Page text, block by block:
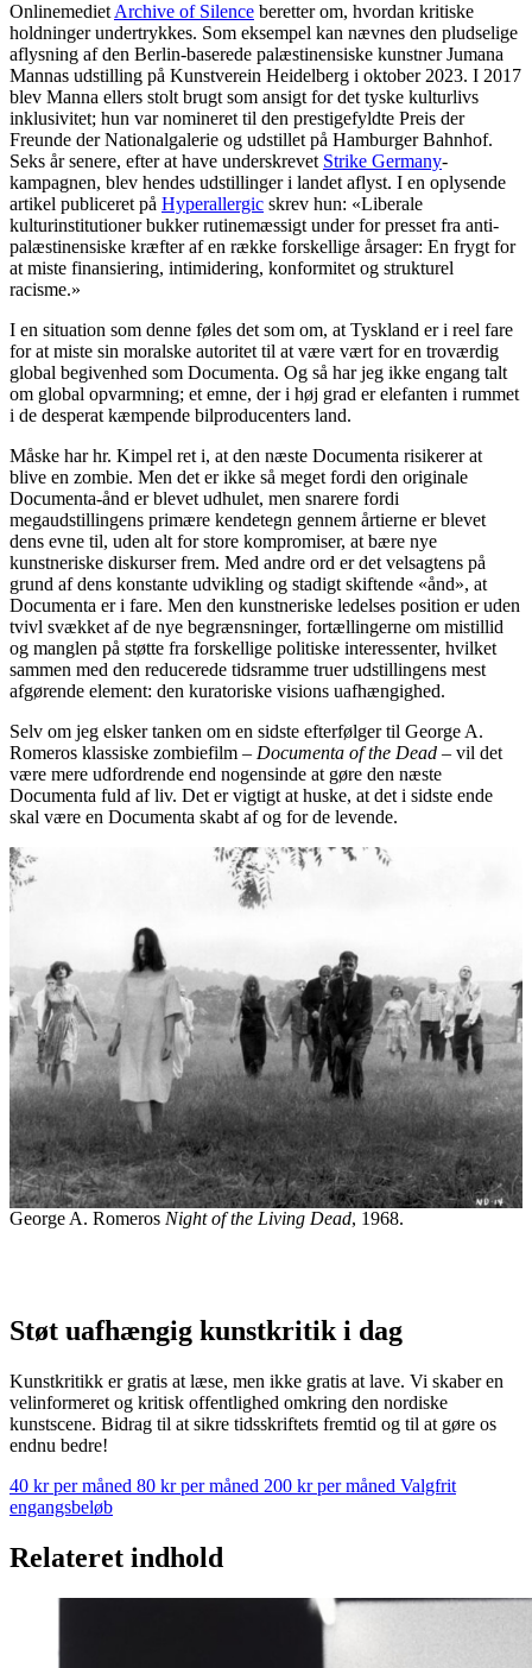
Onlinemediet Archive of Silence beretter om, hvordan kritiske
holdninger undertrykkes. Som eksempel kan nævnes den pludselige
aflysning af den Berlin-baserede palæstinensiske kunstner Jumana
Mannas udstilling på Kunstverein Heidelberg i oktober 2023. I 2017
blev Manna ellers stolt brugt som ansigt for det tyske kulturlivs
inklusivitet; hun var nomineret til den prestigefyldte Preis der
Freunde der Nationalgalerie og udstillet på Hamburger Bahnhof.
Seks år senere, efter at have underskrevet Strike Germany-
kampagnen, blev hendes udstillinger i landet aflyst. I en oplysende
artikel publiceret på Hyperallergic skrev hun: «Liberale
kulturinstitutioner bukker rutinemæssigt under for presset fra anti-
palæstinensiske kræfter af en række forskellige årsager: En frygt for
at miste finansiering, intimidering, konformitet og strukturel
racisme.»
I en situation som denne føles det som om, at Tyskland er i reel fare
for at miste sin moralske autoritet til at være vært for en troværdig
global begivenhed som Documenta. Og så har jeg ikke engang talt
om global opvarmning; et emne, der i høj grad er elefanten i rummet
i de desperat kæmpende bilproducenters land.
Måske har hr. Kimpel ret i, at den næste Documenta risikerer at
blive en zombie. Men det er ikke så meget fordi den originale
Documenta-ånd er blevet udhulet, men snarere fordi
megaudstillingens primære kendetegn gennem årtierne er blevet
dens evne til, uden alt for store kompromiser, at bære nye
kunstneriske diskurser frem. Med andre ord er det velsagtens på
grund af dens konstante udvikling og stadigt skiftende «ånd», at
Documenta er i fare. Men den kunstneriske ledelses position er uden
tvivl svækket af de nye begrænsninger, fortællingerne om mistillid
og manglen på støtte fra forskellige politiske interessenter, hvilket
sammen med den reducerede tidsramme truer udstillingens mest
afgørende element: den kuratoriske visions uafhængighed.
Selv om jeg elsker tanken om en sidste efterfølger til George A.
Romeros klassiske zombiefilm – Documenta of the Dead – vil det
være mere udfordrende end nogensinde at gøre den næste
Documenta fuld af liv. Det er vigtigt at huske, at det i sidste ende
skal være en Documenta skabt af og for de levende.
George A. Romeros Night of the Living Dead, 1968.
Støt uafhængig kunstkritik i dag
Kunstkritikk er gratis at læse, men ikke gratis at lave. Vi skaber en
velinformeret og kritisk offentlighed omkring den nordiske
kunstscene. Bidrag til at sikre tidsskriftets fremtid og til at gøre os
endnu bedre!
40 kr per måned 80 kr per måned 200 kr per måned Valgfrit
engangsbeløb
Relateret indhold